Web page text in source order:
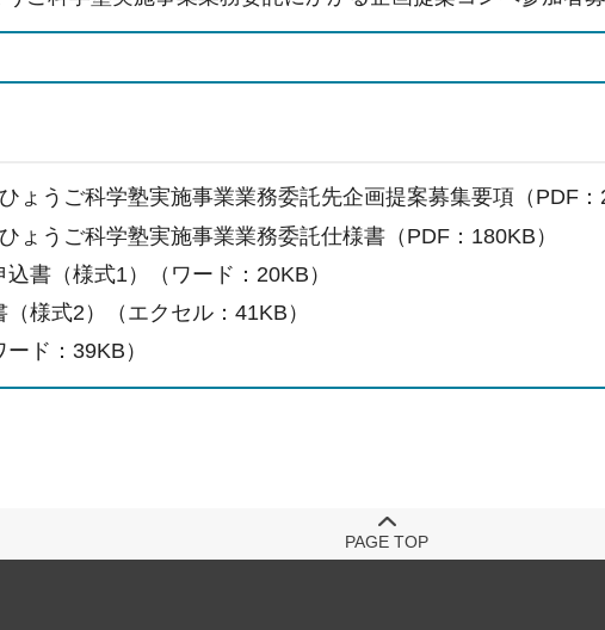
ょうご科学塾実施事業業務委託先企画提案募集要項（PDF：
ょうご科学塾実施事業業務委託仕様書（PDF：180KB）
書（様式1）（ワード：20KB）
様式2）（エクセル：41KB）
ド：39KB）
PAGE TOP